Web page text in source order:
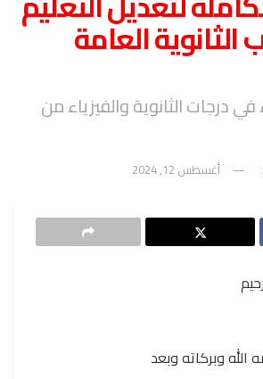
العامة
درجات الثانوية والفيزياء من
أغسطس 12, 2024
الله وبركاته وبعد